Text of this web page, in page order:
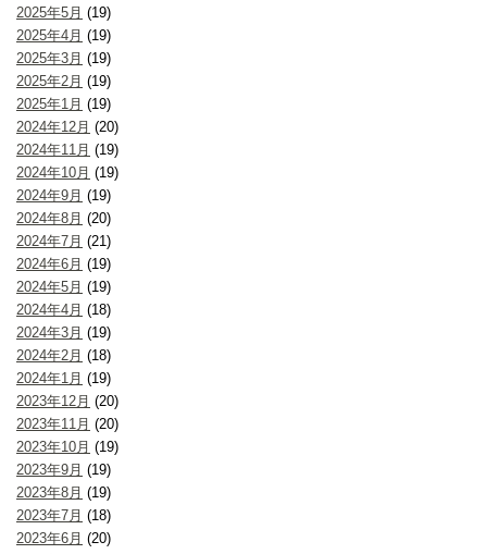
2025年5月 (19)
2025年4月 (19)
2025年3月 (19)
2025年2月 (19)
2025年1月 (19)
2024年12月 (20)
2024年11月 (19)
2024年10月 (19)
2024年9月 (19)
2024年8月 (20)
2024年7月 (21)
2024年6月 (19)
2024年5月 (19)
2024年4月 (18)
2024年3月 (19)
2024年2月 (18)
2024年1月 (19)
2023年12月 (20)
2023年11月 (20)
2023年10月 (19)
2023年9月 (19)
2023年8月 (19)
2023年7月 (18)
2023年6月 (20)